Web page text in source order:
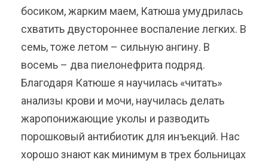
босиком, жарким маем, Катюша умудрилась
схватить двустороннее воспаление легких. В
семь, тоже летом – сильную ангину. В
восемь – два пиелонефрита подряд.
Благодаря Катюше я научилась «читать»
анализы крови и мочи, научилась делать
жаропонижающие уколы и разводить
порошковый антибиотик для инъекций. Нас
хорошо знают как минимум в трех больницах